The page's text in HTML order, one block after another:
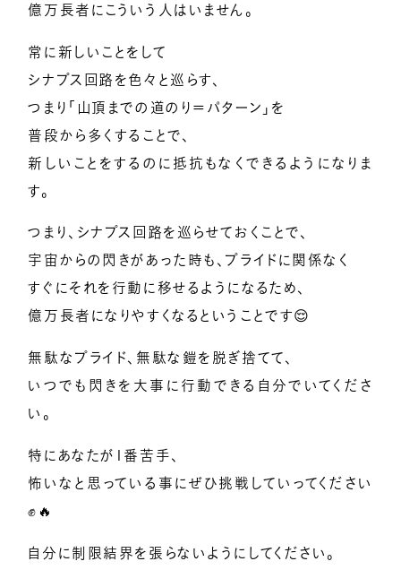
億万長者にこういう人はいません。
常に新しいことをして
シナプス回路を色々と巡らす、
つまり「山頂までの道のり＝パターン」を
普段から多くすることで、
新しいことをするのに抵抗もなくできるようになりま
す。
つまり、シナプス回路を巡らせておくことで、
宇宙からの閃きがあった時も、プライドに関係なく
すぐにそれを行動に移せるようになるため、
億万長者になりやすくなるということです😌
無駄なプライド、無駄な鎧を脱ぎ捨てて、
いつでも閃きを大事に行動できる自分でいてくださ
い。
特にあなたが1番苦手、
怖いなと思っている事にぜひ挑戦していってください
✊🔥
自分に制限結界を張らないようにしてください。